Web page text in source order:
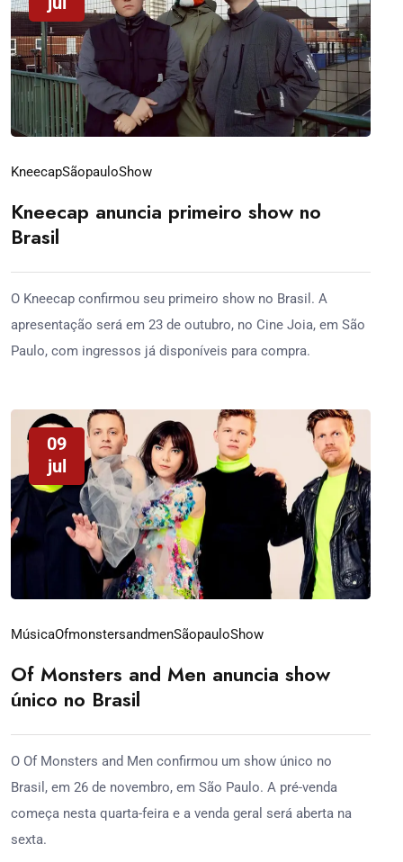
KneecapSãopauloShow
Kneecap anuncia primeiro show no
Brasil
O Kneecap confirmou seu primeiro show no Brasil. A
apresentação será em 23 de outubro, no Cine Joia, em São
Paulo, com ingressos já disponíveis para compra.
09
jul
MúsicaOfmonstersandmenSãopauloShow
Of Monsters and Men anuncia show
único no Brasil
O Of Monsters and Men confirmou um show único no
Brasil, em 26 de novembro, em São Paulo. A pré-venda
começa nesta quarta-feira e a venda geral será aberta na
sexta.